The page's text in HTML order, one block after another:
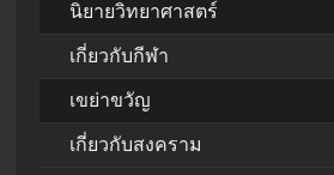
นิยายวิทยาศาสตร์
เกี่ยวกับกีฬา
เขย่าขวัญ
เกี่ยวกับสงคราม